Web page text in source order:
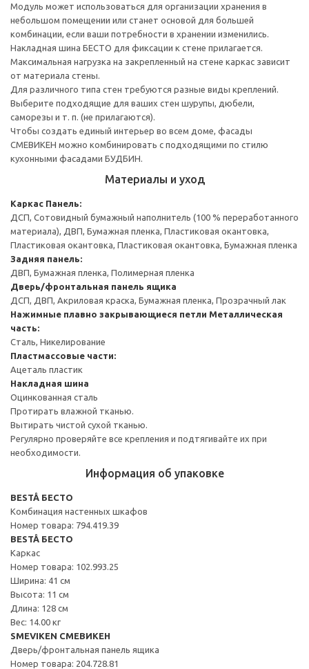
Модуль может использоваться для организации хранения в
небольшом помещении или станет основой для большей
комбинации, если ваши потребности в хранении изменились.
Накладная шина БЕСТО для фиксации к стене прилагается.
Максимальная нагрузка на закрепленный на стене каркас зависит
от материала стены.
Для различного типа стен требуются разные виды креплений.
Выберите подходящие для ваших стен шурупы, дюбели,
саморезы и т. п. (не прилагаются).
Чтобы создать единый интерьер во всем доме, фасады
СМЕВИКЕН можно комбинировать с подходящими по стилю
кухонными фасадами БУДБИН.
Материалы и уход
Каркас Панель:
ДСП, Сотовидный бумажный наполнитель (100 % переработанного
материала), ДВП, Бумажная пленка, Пластиковая окантовка,
Пластиковая окантовка, Пластиковая окантовка, Бумажная пленка
Задняя панель:
ДВП, Бумажная пленка, Полимерная пленка
Дверь/фронтальная панель ящика
ДСП, ДВП, Акриловая краска, Бумажная пленка, Прозрачный лак
Нажимные плавно закрывающиеся петли Металлическая
часть:
Сталь, Никелирование
Пластмассовые части:
Ацеталь пластик
Накладная шина
Оцинкованная сталь
Протирать влажной тканью.
Вытирать чистой сухой тканью.
Регулярно проверяйте все крепления и подтягивайте их при
необходимости.
Информация об упаковке
BESTÅ БЕСТО
Комбинация настенных шкафов
Номер товара: 794.419.39
BESTÅ БЕСТО
Каркас
Номер товара: 102.993.25
Ширина: 41 см
Высота: 11 см
Длина: 128 см
Вес: 14.00 кг
SMEVIKEN СМЕВИКЕН
Дверь/фронтальная панель ящика
Номер товара: 204.728.81